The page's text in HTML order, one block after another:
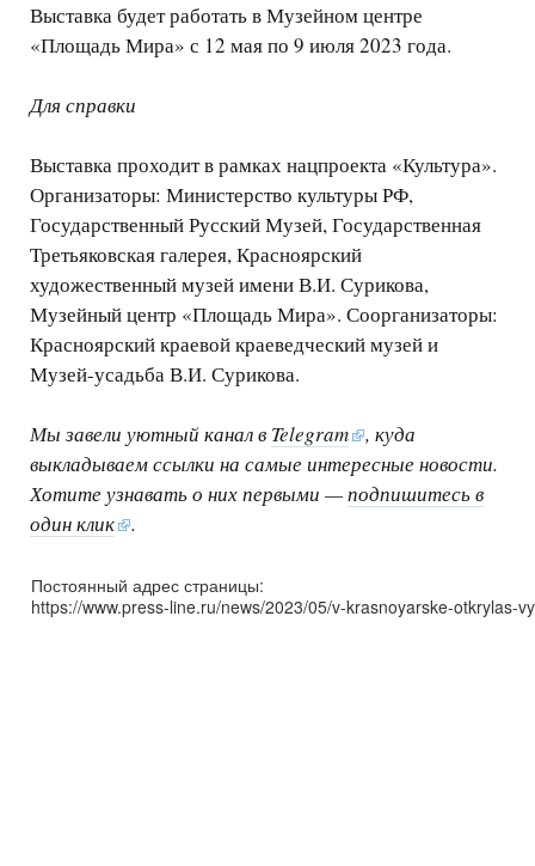
Выставка будет работать в Музейном центре
«Площадь Мира» с 12 мая по 9 июля 2023 года.
Для справки
Выставка проходит в рамках нацпроекта «Культура».
Организаторы: Министерство культуры РФ,
Государственный Русский Музей, Государственная
Третьяковская галерея, Красноярский
художественный музей имени В.И. Сурикова,
Музейный центр «Площадь Мира». Соорганизаторы:
Красноярский краевой краеведческий музей и
Музей-усадьба В.И. Сурикова.
Мы завели уютный канал в Telegram
, куда
выкладываем ссылки на самые интересные новости.
Хотите узнавать о них первыми —подпишитесь в
один клик
.
Постоянный адрес страницы:
https://www.press-line.ru/news/2023/05/v-krasnoyarske-otkrylas-